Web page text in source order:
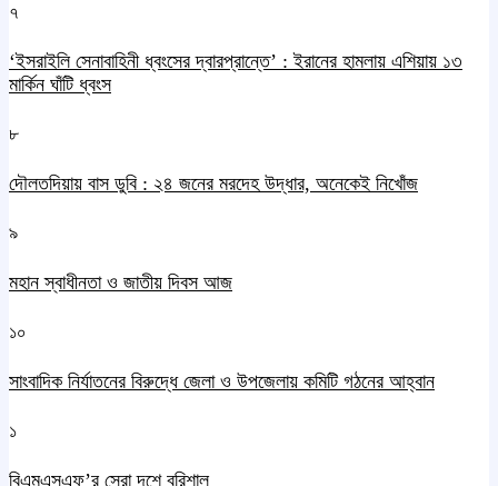
৭
‘ইসরাইলি সেনাবাহিনী ধ্বংসের দ্বারপ্রান্তে’ : ইরানের হামলায় এশিয়ায় ১৩
মার্কিন ঘাঁটি ধ্বংস
৮
দৌলতদিয়ায় বাস ডুবি : ২৪ জনের মরদেহ উদ্ধার, অনেকেই নিখোঁজ
৯
মহান স্বাধীনতা ও জাতীয় দিবস আজ
১০
সাংবাদিক নির্যাতনের বিরুদ্ধে জেলা ও উপজেলায় কমিটি গঠনের আহ্বান
১
বিএমএসএফ’র সেরা দশে বরিশাল